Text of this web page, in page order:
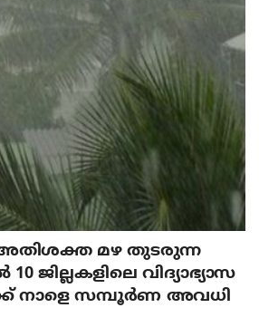
മഴ തുടരുന്ന
ജില്ലകളിലെ വിദ്യാഭ്യാസ
നാളെ സമ്പൂർണ അവധി